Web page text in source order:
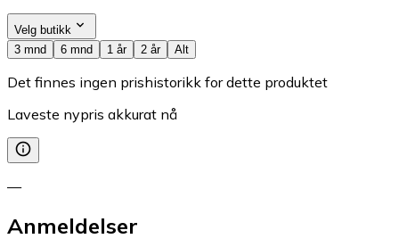
Velg butikk
3 mnd
6 mnd 1 år 2 år Alt
Det finnes ingen prishistorikk for dette produktet
Laveste nypris akkurat nå
—
Anmeldelser